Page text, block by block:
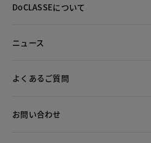
DoCLASSEについて
ニュース
よくあるご質問
お問い合わせ